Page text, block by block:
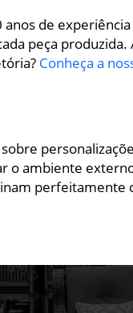
anos de
peça
Conheça a
o ambiente
perfeitamente